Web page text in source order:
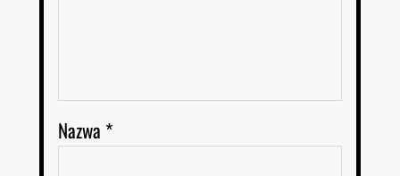
Nazwa *